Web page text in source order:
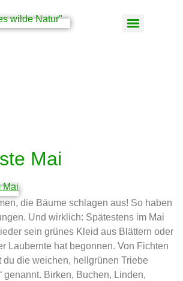
Mai
die Bäume schlagen aus! So haben
Und wirklich: Spätestens im Mai
sein grünes Kleid aus Blättern oder
Laubernte hat begonnen. Von Fichten
du die weichen, hellgrünen Triebe
genannt. Birken, Buchen, Linden,